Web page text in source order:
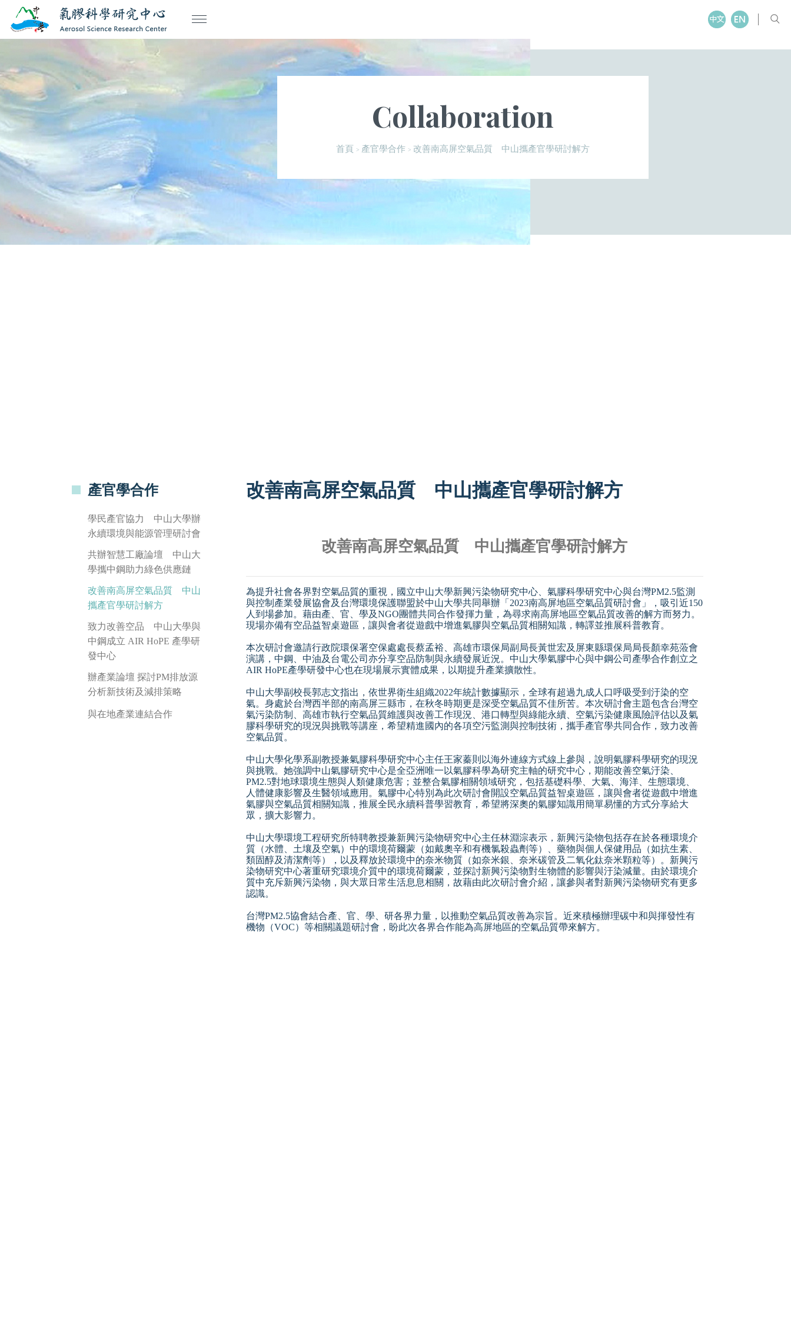
Collaboration
首頁 > 產官學合作 > 改善南高屏空氣品質 中山攜產官學研討解方
產官學合作
學民產官協力 中山大學辦
永續環境與能源管理研討會
共辦智慧工廠論壇 中山大
學攜中鋼助力綠色供應鏈
改善南高屏空氣品質 中山
攜產官學研討解方
致力改善空品 中山大學與
中鋼成立 AIR HoPE 產學研
發中心
辦產業論壇 探討PM排放源
分析新技術及減排策略
與在地產業連結合作
改善南高屏空氣品質 中山攜產官學研討解方
改善南高屏空氣品質 中山攜產官學研討解方
為提升社會各界對空氣品質的重視，國立中山大學新興污染物研究中心、氣膠科學研究中心與台灣PM2.5監測
與控制產業發展協會及台灣環境保護聯盟於中山大學共同舉辦「2023南高屏地區空氣品質研討會」，吸引近150
人到場參加。藉由產、官、學及NGO團體共同合作發揮力量，為尋求南高屏地區空氣品質改善的解方而努力。
現場亦備有空品益智桌遊區，讓與會者從遊戲中增進氣膠與空氣品質相關知識，轉譯並推展科普教育。
本次研討會邀請行政院環保署空保處處長蔡孟裕、高雄市環保局副局長黃世宏及屏東縣環保局局長顏幸苑蒞會
演講，中鋼、中油及台電公司亦分享空品防制與永續發展近況。中山大學氣膠中心與中鋼公司產學合作創立之
AIR HoPE產學研發中心也在現場展示實體成果，以期提升產業擴散性。
中山大學副校長郭志文指出，依世界衛生組織2022年統計數據顯示，全球有超過九成人口呼吸受到汙染的空
氣。身處於台灣西半部的南高屏三縣市，在秋冬時期更是深受空氣品質不佳所苦。本次研討會主題包含台灣空
氣污染防制、高雄市執行空氣品質維護與改善工作現況、港口轉型與綠能永續、空氣污染健康風險評估以及氣
膠科學研究的現況與挑戰等講座，希望精進國內的各項空污監測與控制技術，攜手產官學共同合作，致力改善
空氣品質。
中山大學化學系副教授兼氣膠科學研究中心主任王家蓁則以海外連線方式線上參與，說明氣膠科學研究的現況
與挑戰。她強調中山氣膠研究中心是全亞洲唯一以氣膠科學為研究主軸的研究中心，期能改善空氣汙染、
PM2.5對地球環境生態與人類健康危害；並整合氣膠相關領域研究，包括基礎科學、大氣、海洋、生態環境、
人體健康影響及生醫領域應用。氣膠中心特別為此次研討會開設空氣品質益智桌遊區，讓與會者從遊戲中增進
氣膠與空氣品質相關知識，推展全民永續科普學習教育，希望將深奧的氣膠知識用簡單易懂的方式分享給大
眾，擴大影響力。
中山大學環境工程研究所特聘教授兼新興污染物研究中心主任林淵淙表示，新興污染物包括存在於各種環境介
質（水體、土壤及空氣）中的環境荷爾蒙（如戴奧辛和有機氯殺蟲劑等）、藥物與個人保健用品（如抗生素、
類固醇及清潔劑等），以及釋放於環境中的奈米物質（如奈米銀、奈米碳管及二氧化鈦奈米顆粒等）。新興污
染物研究中心著重研究環境介質中的環境荷爾蒙，並探討新興污染物對生物體的影響與汙染減量。由於環境介
質中充斥新興污染物，與大眾日常生活息息相關，故藉由此次研討會介紹，讓參與者對新興污染物研究有更多
認識。
台灣PM2.5協會結合產、官、學、研各界力量，以推動空氣品質改善為宗旨。近來積極辦理碳中和與揮發性有
機物（VOC）等相關議題研討會，盼此次各界合作能為高屏地區的空氣品質帶來解方。